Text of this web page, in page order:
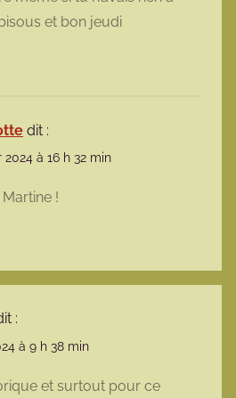
et bon jeudi
dit :
2024 à 16 h 32 min
!
:
à 9 h 38 min
et surtout pour ce